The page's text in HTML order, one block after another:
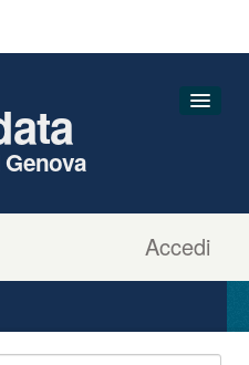
Accedi